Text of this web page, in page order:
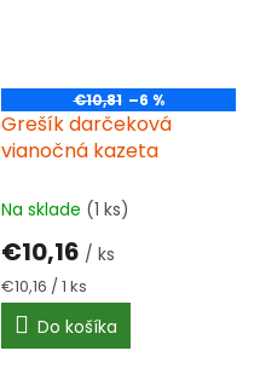
€10,81 –6 %
Grešík darčeková
vianočná kazeta
Na sklade (1 ks)
€10,16 / ks
Jednotková
cena:
€10,16 / 1 ks
Do košíka